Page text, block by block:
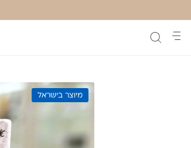
מיוצר בישראל